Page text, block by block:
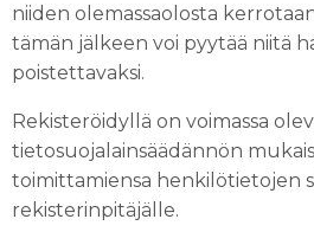
niiden olemassaolosta
tämän jälkeen voi pyytää niitä
poistettavaksi.
Rekisteröidyllä on voimassa
tietosuojalainsäädännön
toimittamiensa henkilötietojen
rekisterinpitäjälle.